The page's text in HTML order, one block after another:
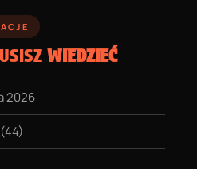
WIEDZIEĆ
2026